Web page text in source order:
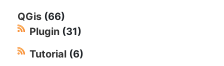
QGis (66)
Plugin (31)
Tutorial (6)